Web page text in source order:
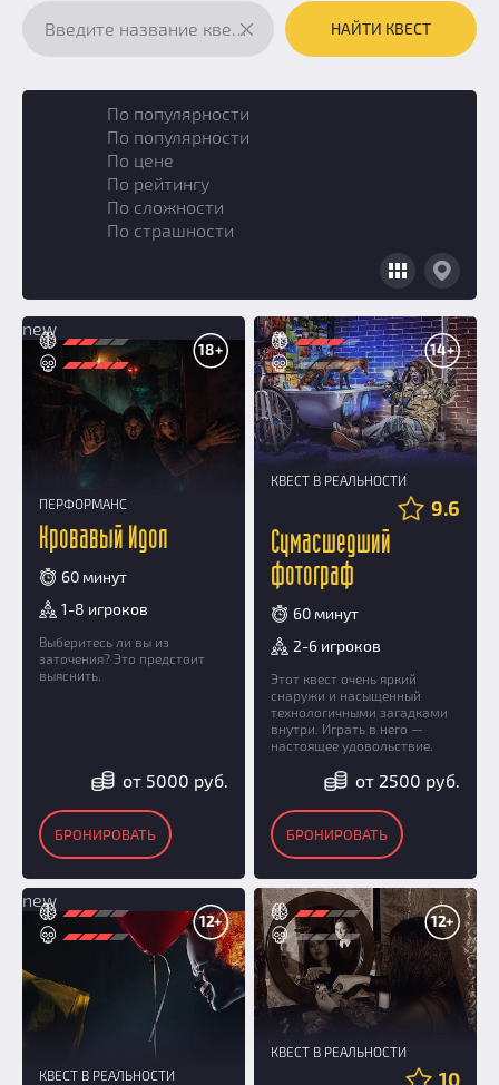
НАЙТИ КВЕСТ
По популярности
По популярности
По цене
По рейтингу
По сложности
По страшности
18+
new
ПЕРФОРМАНС
Кровавый Идол
60 минут
1-8 игроков
Выберитесь ли вы из
заточения? Это предстоит
выяснить.
от 5000 руб.
БРОНИРОВАТЬ
14+
КВЕСТ В РЕАЛЬНОСТИ
9.6
Сумасшедший
фотограф
60 минут
2-6 игроков
Этот квест очень яркий
снаружи и насыщенный
технологичными загадками
внутри. Играть в него —
настоящее удовольствие.
от 2500 руб.
БРОНИРОВАТЬ
12+
new
КВЕСТ В РЕАЛЬНОСТИ
12+
КВЕСТ В РЕАЛЬНОСТИ
10